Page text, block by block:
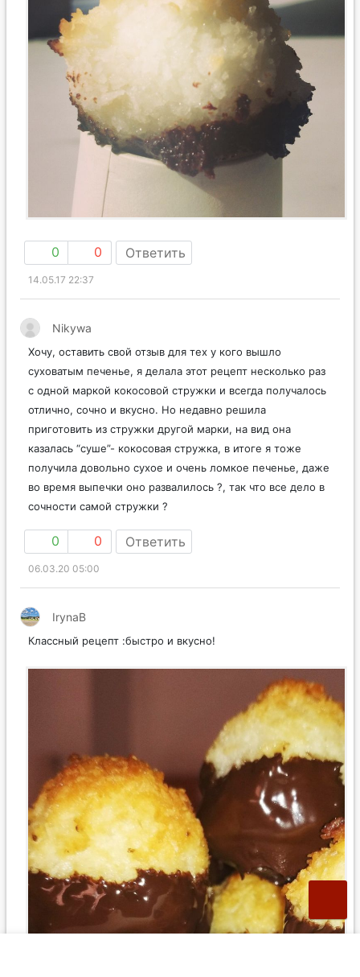
0 0 Ответить
14.05.17 22:37
Nikywa
Хочу, оставить свой отзыв для тех у кого вышло
суховатым печенье, я делала этот рецепт несколько раз
с одной маркой кокосовой стружки и всегда получалось
отлично, сочно и вкусно. Но недавно решила
приготовить из стружки другой марки, на вид она
казалась “суше”- кокосовая стружка, в итоге я тоже
получила довольно сухое и очень ломкое печенье, даже
во время выпечки оно развалилось ?, так что все дело в
сочности самой стружки ?
0 0 Ответить
06.03.20 05:00
IrynaB
Классный рецепт :быстро и вкусно!